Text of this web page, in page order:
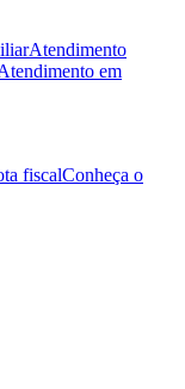
Atendimento
em
fiscalConheça o